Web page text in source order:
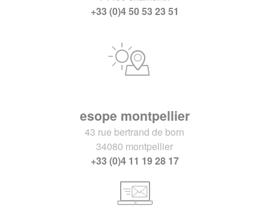
+33 (0)4 50 53 23 51
esope montpellier
43 rue bertrand de born
34080 montpellier
+33 (0)4 11 19 28 17